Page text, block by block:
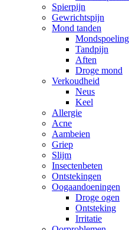
Spierpijn
Gewrichtspijn
Mond tanden
Mondspoeling
Tandpijn
Aften
Droge mond
Verkoudheid
Neus
Keel
Allergie
Acne
Aambeien
Griep
Slijm
Insectenbeten
Ontstekingen
Oogaandoeningen
Droge ogen
Ontsteking
Irritatie